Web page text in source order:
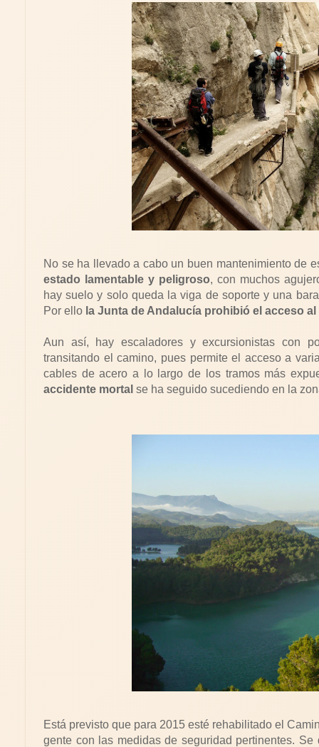
No se ha llevado a cabo un buen mantenimiento de
estado lamentable y peligroso, con muchos
hay suelo y solo queda la viga de soporte y una
Por ello la Junta de Andalucía prohibió el acceso
Aun así, hay escaladores y excursionistas con
transitando el camino, pues permite el acceso a
cables de acero a lo largo de los tramos más
accidente mortal se ha seguido sucediendo en la
Está previsto que para 2015 esté rehabilitado el
gente con las medidas de seguridad pertinentes.